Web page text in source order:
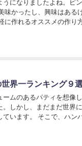
になりましたよね。ピ
味かったし、興味はある
に作れるオススメの作り
世界一ランキング９選
ムのあるパティを想像
しかし、まだまだ世界
います。 そこで、ハン